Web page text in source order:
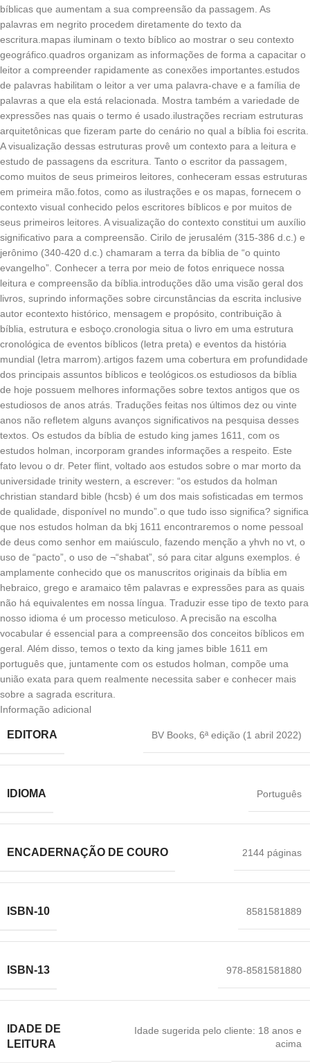
bíblicas que aumentam a sua compreensão da passagem. As
palavras em negrito procedem diretamente do texto da
escritura.mapas iluminam o texto bíblico ao mostrar o seu contexto
geográfico.quadros organizam as informações de forma a capacitar o
leitor a compreender rapidamente as conexões importantes.estudos
de palavras habilitam o leitor a ver uma palavra-chave e a família de
palavras a que ela está relacionada. Mostra também a variedade de
expressões nas quais o termo é usado.ilustrações recriam estruturas
arquitetônicas que fizeram parte do cenário no qual a bíblia foi escrita.
A visualização dessas estruturas provê um contexto para a leitura e
estudo de passagens da escritura. Tanto o escritor da passagem,
como muitos de seus primeiros leitores, conheceram essas estruturas
em primeira mão.fotos, como as ilustrações e os mapas, fornecem o
contexto visual conhecido pelos escritores bíblicos e por muitos de
seus primeiros leitores. A visualização do contexto constitui um auxílio
significativo para a compreensão. Cirilo de jerusalém (315-386 d.c.) e
jerônimo (340-420 d.c.) chamaram a terra da bíblia de “o quinto
evangelho”. Conhecer a terra por meio de fotos enriquece nossa
leitura e compreensão da bíblia.introduções dão uma visão geral dos
livros, suprindo informações sobre circunstâncias da escrita inclusive
autor econtexto histórico, mensagem e propósito, contribuição à
bíblia, estrutura e esboço.cronologia situa o livro em uma estrutura
cronológica de eventos bíblicos (letra preta) e eventos da história
mundial (letra marrom).artigos fazem uma cobertura em profundidade
dos principais assuntos bíblicos e teológicos.os estudiosos da bíblia
de hoje possuem melhores informações sobre textos antigos que os
estudiosos de anos atrás. Traduções feitas nos últimos dez ou vinte
anos não refletem alguns avanços significativos na pesquisa desses
textos. Os estudos da bíblia de estudo king james 1611, com os
estudos holman, incorporam grandes informações a respeito. Este
fato levou o dr. Peter flint, voltado aos estudos sobre o mar morto da
universidade trinity western, a escrever: “os estudos da holman
christian standard bible (hcsb) é um dos mais sofisticadas em termos
de qualidade, disponível no mundo”.o que tudo isso significa? significa
que nos estudos holman da bkj 1611 encontraremos o nome pessoal
de deus como senhor em maiúsculo, fazendo menção a yhvh no vt, o
uso de “pacto”, o uso de ¬“shabat”, só para citar alguns exemplos. é
amplamente conhecido que os manuscritos originais da bíblia em
hebraico, grego e aramaico têm palavras e expressões para as quais
não há equivalentes em nossa língua. Traduzir esse tipo de texto para
nosso idioma é um processo meticuloso. A precisão na escolha
vocabular é essencial para a compreensão dos conceitos bíblicos em
geral. Além disso, temos o texto da king james bible 1611 em
português que, juntamente com os estudos holman, compõe uma
união exata para quem realmente necessita saber e conhecer mais
sobre a sagrada escritura.
Informação adicional
EDITORA BV Books 6ª edição (1 abril 2022)
IDIOMA Português
ENCADERNAÇÃO DE COURO 2144 páginas
ISBN-10 8581581889
ISBN-13 978-8581581880
IDADE DE
LEITURA
Idade sugerida pelo cliente: 18 anos e
acima